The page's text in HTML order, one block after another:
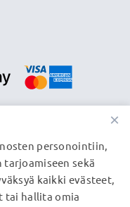
×
personointiin,
sekä
kaikki evästeet,
tai hallita omia